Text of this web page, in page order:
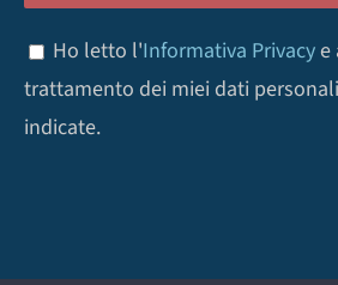
Ho letto l'Informativa Privacye
trattamento dei miei dati
indicate.